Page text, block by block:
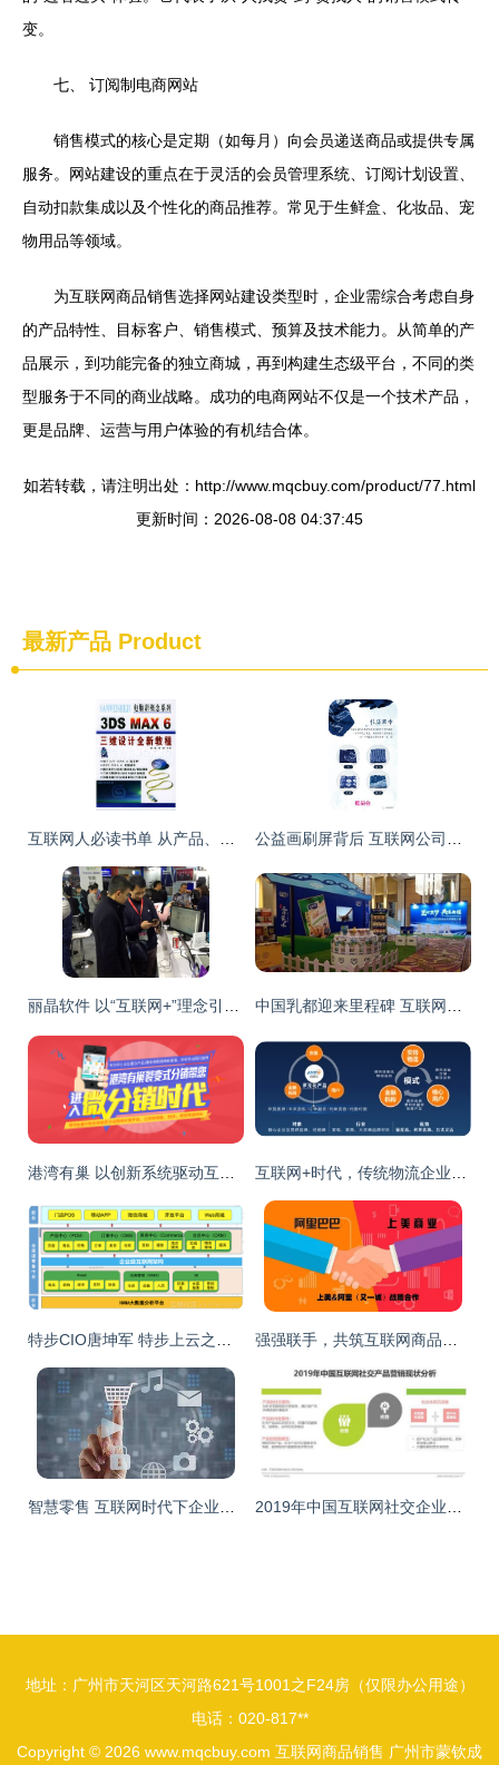
变。
七、 订阅制电商网站
销售模式的核心是定期（如每月）向会员递送商品或提供专属
服务。网站建设的重点在于灵活的会员管理系统、订阅计划设置、
自动扣款集成以及个性化的商品推荐。常见于生鲜盒、化妆品、宠
物用品等领域。
为互联网商品销售选择网站建设类型时，企业需综合考虑自身
的产品特性、目标客户、销售模式、预算及技术能力。从简单的产
品展示，到功能完备的独立商城，再到构建生态级平台，不同的类
型服务于不同的商业战略。成功的电商网站不仅是一个技术产品，
更是品牌、运营与用户体验的有机结合体。
如若转载，请注明出处：http://www.mqcbuy.com/product/77.html
更新时间：2026-08-08 04:37:45
最新产品 Product
互联网人必读书单 从产品、编程到运营与营销的全面进阶指南 公益画刷屏背后 互联网公司的价值创造与商品化探索
丽晶软件 以“互联网+”理念引领上海国际服装展新风向 中国乳都迎来里程碑 互联网驱动下的“含乳制品共享工厂”正式启动
港湾有巢 以创新系统驱动互联网商品销售新生态 互联网+时代，传统物流企业如何转型与借势营销
特步CIO唐坤军 特步上云之路，最难的是组织流程的调整 强强联手，共筑互联网商品销售新生态——上美、阿里、又一城战略合作签约仪式纪实
智慧零售 互联网时代下企业转型的必然选择——来店记解析智慧零售热潮背后的商业逻辑 2019年中国互联网社交企业营销策略白皮书 社交赋能下的商品销售新纪元
地址：广州市天河区天河路621号1001之F24房（仅限办公用途）
电话：020-817**
Copyright © 2026 www.mqcbuy.com 互联网商品销售 广州市蒙钦成